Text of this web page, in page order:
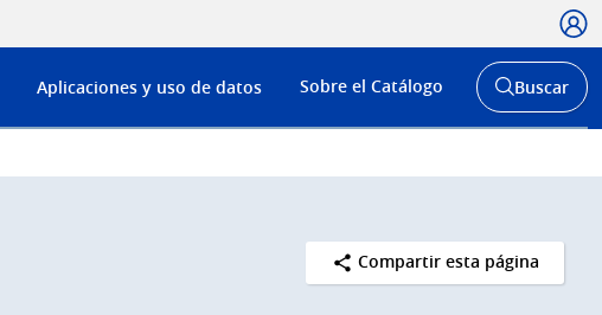
Menú
de
Aplicaciones y uso de datos Sobre el Catálogo
Abrir
buscador
Buscar
Compartir esta página